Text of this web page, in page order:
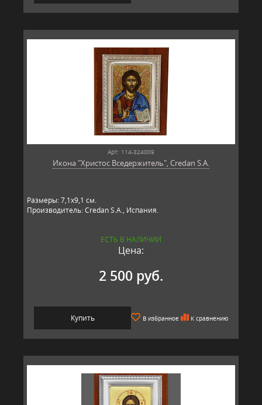
Арт: 114-324009
Икона "Христос Вседержитель", Credan S.A.
Размеры: 7,1х9,1 см.
Производитель: Credan S.A., Испания.
ЕСТЬ В НАЛИЧИИ
Цена:
2 500 руб.
Купить В избранное К сравнению